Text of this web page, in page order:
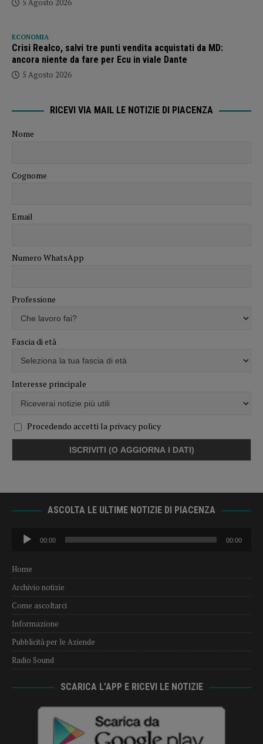
5 Agosto 2026
ECONOMIA
Crisi Realco, salvi tre punti vendita acquistati da MD:
ancora niente da fare per Ecu in viale Dante
5 Agosto 2026
RICEVI VIA MAIL LE NOTIZIE DI PIACENZA
Nome
Cognome
Email
Numero WhatsApp
Professione
Fascia di età
Interesse principale
Procedendo accetti la privacy policy
ASCOLTA LE ULTIME NOTIZIE DI PIACENZA
Audio
Player
00:00 00:00
Home
Archivio notizie
Come ascoltarci
Informazione
Pubblicità per le Aziende
Radio Sound
SCARICA L’APP E RICEVI LE NOTIZIE